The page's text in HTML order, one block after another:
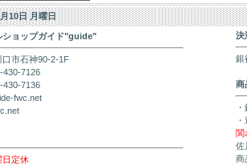
10日 月曜日
ショップガイド"guide"
口市石神90-2-1F
430-7126
430-7136
fwc.net
日定休
決
銀
商
関
佐
商